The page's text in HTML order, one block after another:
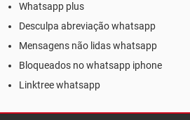
Whatsapp plus
Desculpa abreviação whatsapp
Mensagens não lidas whatsapp
Bloqueados no whatsapp iphone
Linktree whatsapp